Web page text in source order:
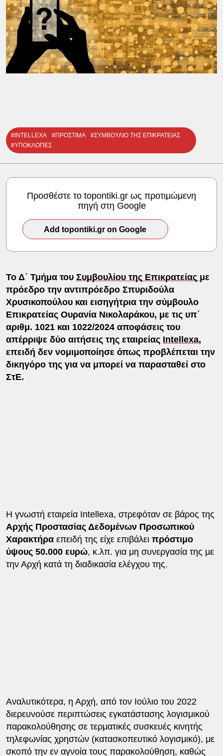
#INTELLEXA #ΠΡΟΣΤΙΜΑ
#ΣΥΜΒΟΥΛΙΟ ΤΗΣ ΕΠΙΚΡΑΤΕΙΑΣ
#ΥΠΟΚΛΟΠΕΣ
Προσθέστε το topontiki.gr ως προτιμώμενη
πηγή στη Google
Add topontiki.gr on Google
Το Δ΄ Τμήμα του Συμβουλίου της Επικρατείας με
πρόεδρο την αντιπρόεδρο Σπυριδούλα
Χρυσικοπούλου και εισηγήτρια την σύμβουλο
Επικρατείας Ουρανία Νικολαράκου, με τις υπ΄
αριθμ. 1021 και 1022/2024 αποφάσεις του
απέρριψε δύο αιτήσεις της εταιρείας Intellexa,
επειδή δεν νομιμοποίησε όπως προβλέπεται την
δικηγόρο της για να μπορεί να παρασταθεί στο
ΣτΕ.
Η γνωστή εταιρεία Intellexa, στρεφόταν σε βάρος της
Αρχής Προστασίας Δεδομένων Προσωπικού
Χαρακτήρα επειδή της είχε επιβάλει πρόστιμο
ύψους 50.000 ευρώ, κ.λπ. για μη συνεργασία της με
την Αρχή κατά τη διαδικασία ελέγχου της.
Αναλυτικότερα, η Αρχή, από τον Ιούλιο του 2022
διερευνούσε περιπτώσεις εγκατάστασης λογισμικού
παρακολούθησης σε τερματικές συσκευές κινητής
τηλεφωνίας χρηστών (κατασκοπευτικό λογισμικό), με
σκοπό την εν αγνοία τους παρακολούθηση, καθώς